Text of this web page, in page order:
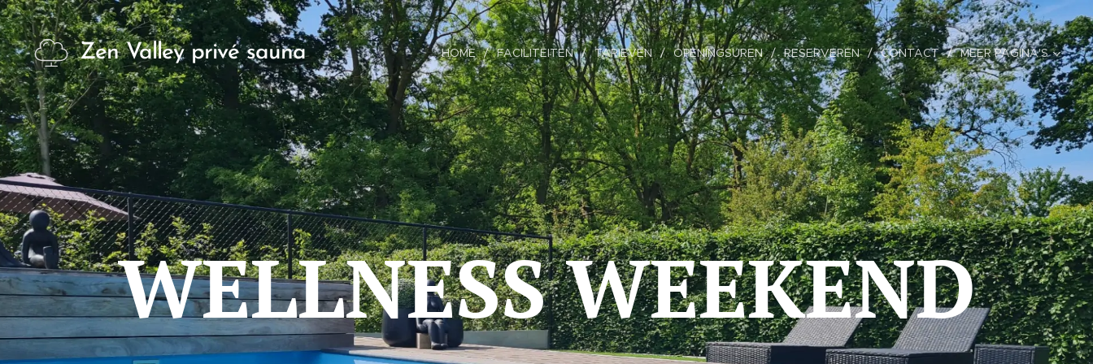
Zen Valley privé sauna HOME FACILITEITEN TARIEVEN OPENINGSUREN RESERVEREN CONTACT MEER PAGINA'S
WELLNESSWEEKEND